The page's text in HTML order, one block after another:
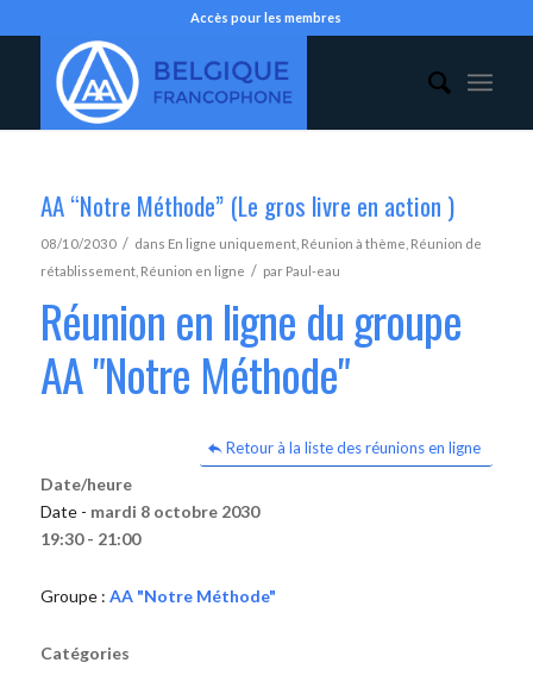
Accès pour les membres
AA “Notre Méthode” (Le gros livre en action )
08/10/2030 / dans En ligne uniquement, Réunion à thème Réunion de
rétablissement, Réunion en ligne / par Paul-eau
Réunion en ligne du groupe
AA "Notre Méthode"
Retour à la liste des réunions en ligne
Date/heure
Date - mardi 8 octobre 2030
19:30 - 21:00
Groupe : AA "Notre Méthode"
Catégories